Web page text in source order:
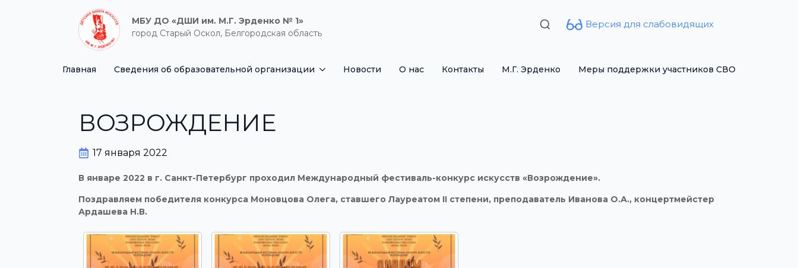
МБУ ДО «ДШИ им. М.Г. Эрденко № 1»
город Старый Оскол, Белгородская область
Версия для слабовидящих
Главная Сведения об образовательной организации Новости О нас Контакты М.Г. Эрденко Меры поддержки участников СВО
ВОЗРОЖДЕНИЕ
17 января 2022
В январе 2022 в г. Санкт-Петербург проходил Международный фестиваль-конкурс искусств «Возрождение».
Поздравляем победителя конкурса Моновцова Олега, ставшего Лауреатом II степени, преподаватель Иванова О.А., концертмейстер
Ардашева Н.В.